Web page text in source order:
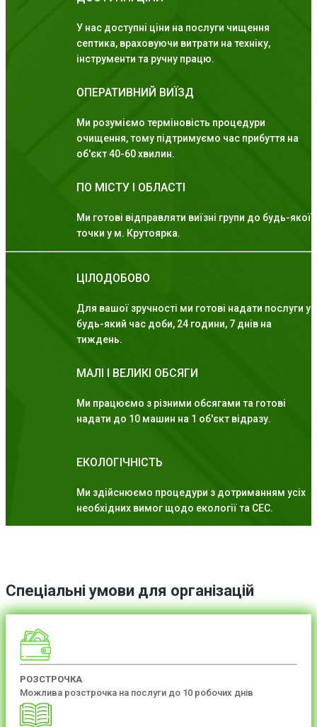
У нас доступні ціни на послуги чищення
септика, враховуючи витрати на техніку,
інструменти та ручну працю.
ОПЕРАТИВНИЙ ВИЇЗД
Ми розуміємо терміновість процедури
очищення, тому підтримуємо час прибуття на
об'єкт 40-60 хвилин.
ПО МІСТУ І ОБЛАСТІ
Ми готові відправляти виїзні групи до будь-якої
точки у м. Крутоярка.
ЦІЛОДОБОВО
Для вашої зручності ми готові надати послуги у
будь-який час доби, 24 години, 7 днів на
тиждень.
МАЛІ І ВЕЛИКІ ОБСЯГИ
Ми працюємо з різними обсягами та готові
надати до 10 машин на 1 об'єкт відразу.
ЕКОЛОГІЧНІСТЬ
Ми здійснюємо процедури з дотриманням усіх
необхідних вимог щодо екології та СЕС.
Спеціальні умови для організацій
РОЗСТРОЧКА
Можлива розстрочка на послуги до 10 робочих днів